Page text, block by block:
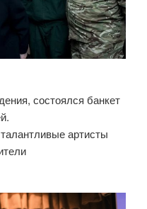
состоялся банкет
артисты